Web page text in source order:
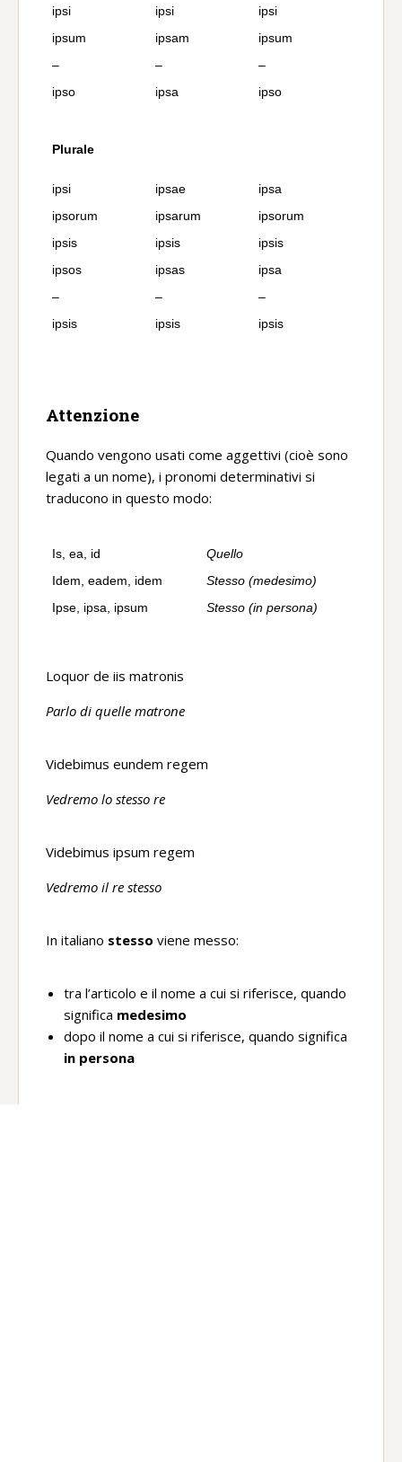
ipsi
ipsi
ipsi
ipsum
ipsam
ipsum
–
–
–
ipso
ipsa ipso
Plurale
ipsi ipsae
ipsa
ipsorum
ipsarum
ipsorum
ipsis
ipsis
ipsis
ipsos
ipsas
ipsa
–
–
–
ipsis
ipsis ipsis
Attenzione
Quando vengono usati come aggettivi (cioè sono
legati a un nome), i pronomi determinativi si
traducono in questo modo:
Is, ea, id
Quello
Idem, eadem, idem
Stesso (medesimo)
Ipse, ipsa, ipsum
Stesso (in persona)
Loquor de iis matronis
Parlo di quelle matrone
Videbimus eundem regem
Vedremo lo stesso re
Videbimus ipsum regem
Vedremo il re stesso
In italiano stesso viene messo:
tra l’articolo e il nome a cui si riferisce, quando
significa medesimo
dopo il nome a cui si riferisce, quando significa
in persona